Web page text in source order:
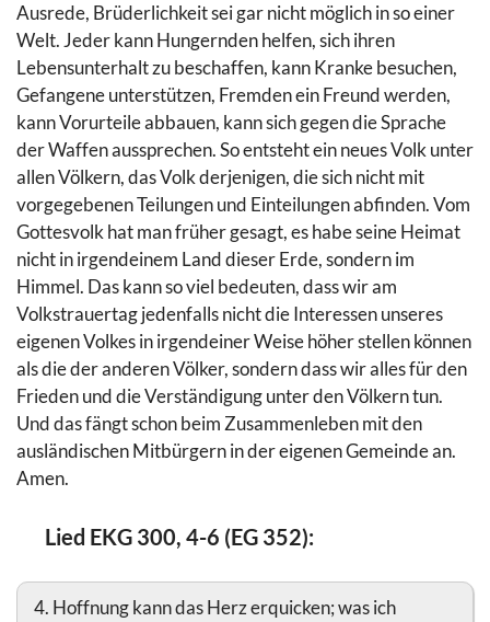
Ausrede, Brüderlichkeit sei gar nicht möglich in so einer
Welt. Jeder kann Hungernden helfen, sich ihren
Lebensunterhalt zu beschaffen, kann Kranke besuchen,
Gefangene unterstützen, Fremden ein Freund werden,
kann Vorurteile abbauen, kann sich gegen die Sprache
der Waffen aussprechen. So entsteht ein neues Volk unter
allen Völkern, das Volk derjenigen, die sich nicht mit
vorgegebenen Teilungen und Einteilungen abfinden. Vom
Gottesvolk hat man früher gesagt, es habe seine Heimat
nicht in irgendeinem Land dieser Erde, sondern im
Himmel. Das kann so viel bedeuten, dass wir am
Volkstrauertag jedenfalls nicht die Interessen unseres
eigenen Volkes in irgendeiner Weise höher stellen können
als die der anderen Völker, sondern dass wir alles für den
Frieden und die Verständigung unter den Völkern tun.
Und das fängt schon beim Zusammenleben mit den
ausländischen Mitbürgern in der eigenen Gemeinde an.
Amen.
Lied EKG 300, 4-6 (EG 352):
4. Hoffnung kann das Herz erquicken; was ich